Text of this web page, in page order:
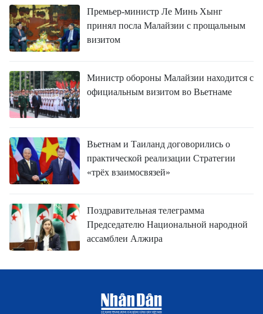
Премьер-министр Ле Минь Хынг
принял посла Малайзии с прощальным
визитом
Министр обороны Малайзии находится с
официальным визитом во Вьетнаме
Вьетнам и Таиланд договорились о
практической реализации Стратегии
«трёх взаимосвязей»
Поздравительная телеграмма
Председателю Национальной народной
ассамблеи Алжира